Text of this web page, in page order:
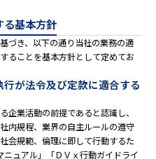
る基本方針
づき、以下の通り当社の業務の適
ることを基本方針として定めてお
が法令及び定款に適合する
企業活動の前提であると認識し、
内規程、業界の自主ルールの遵守
会規範、倫理に即して行動するた
ュアル」「ＤＶｘ行動ガイドライ